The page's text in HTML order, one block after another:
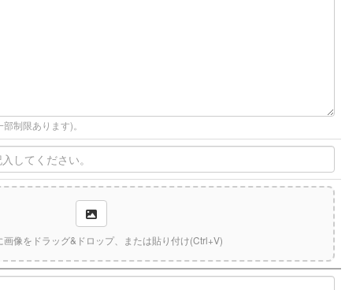
制限あります)。
画像をドラッグ&ドロップ、または貼り付け(Ctrl+V)